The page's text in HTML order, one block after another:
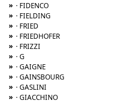
» · FIDENCO
» · FIELDING
» · FRIED
» · FRIEDHOFER
» · FRIZZI
» · G
» · GAIGNE
» · GAINSBOURG
» · GASLINI
» · GIACCHINO